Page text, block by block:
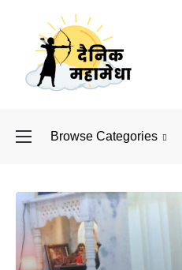
Browse Categories